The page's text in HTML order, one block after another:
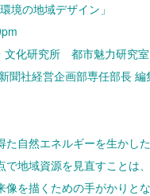
境の地域デザイン」
文化研究所 都市魅力研究
聞社経営企画部専任部長
自然エネルギーを生かし
地域資源を見直すことは
を描くための手がかりとな